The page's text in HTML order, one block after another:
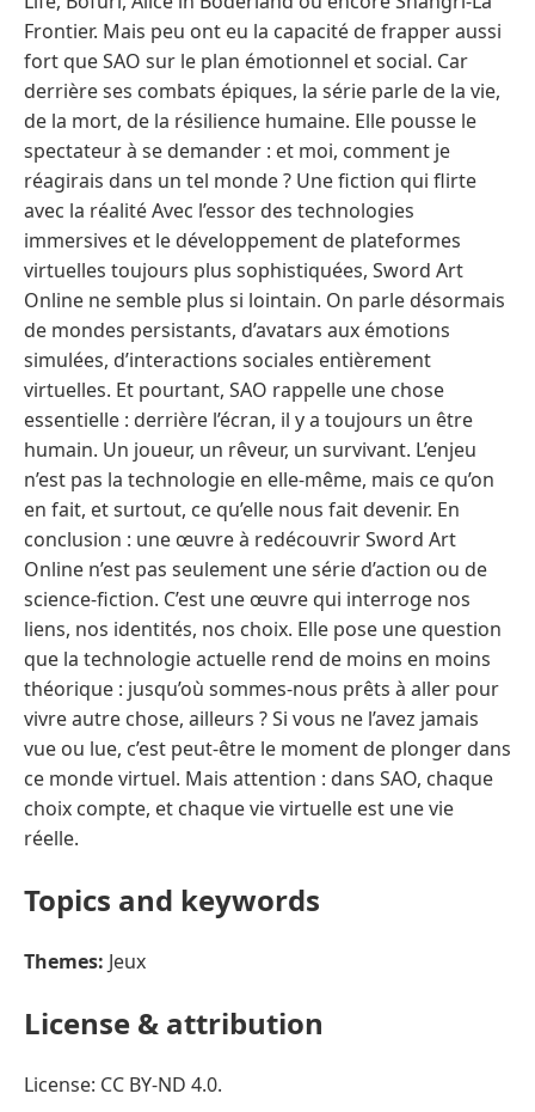
Frontier. Mais peu ont eu la capacité de frapper aussi
fort que SAO sur le plan émotionnel et social. Car
derrière ses combats épiques, la série parle de la vie,
de la mort, de la résilience humaine. Elle pousse le
spectateur à se demander : et moi, comment je
réagirais dans un tel monde ? Une fiction qui flirte
avec la réalité Avec l’essor des technologies
immersives et le développement de plateformes
virtuelles toujours plus sophistiquées, Sword Art
Online ne semble plus si lointain. On parle désormais
de mondes persistants, d’avatars aux émotions
simulées, d’interactions sociales entièrement
virtuelles. Et pourtant, SAO rappelle une chose
essentielle : derrière l’écran, il y a toujours un être
humain. Un joueur, un rêveur, un survivant. L’enjeu
n’est pas la technologie en elle-même, mais ce qu’on
en fait, et surtout, ce qu’elle nous fait devenir. En
conclusion : une œuvre à redécouvrir Sword Art
Online n’est pas seulement une série d’action ou de
science-fiction. C’est une œuvre qui interroge nos
liens, nos identités, nos choix. Elle pose une question
que la technologie actuelle rend de moins en moins
théorique : jusqu’où sommes-nous prêts à aller pour
vivre autre chose, ailleurs ? Si vous ne l’avez jamais
vue ou lue, c’est peut-être le moment de plonger dans
ce monde virtuel. Mais attention : dans SAO, chaque
choix compte, et chaque vie virtuelle est une vie
réelle.
Topics and keywords
Themes: Jeux
License & attribution
License: CC BY-ND 4.0.